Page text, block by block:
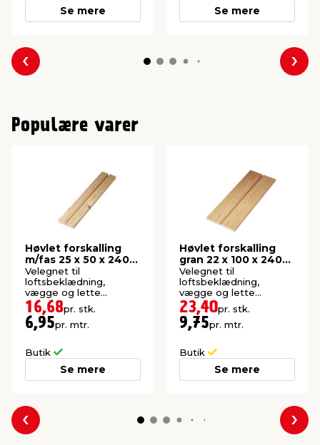
Se mere Se mere
Forrige
Populære varer
Høvlet forskalling
m/fas 25 x 50 x 2400
mm
Velegnet til
loftsbeklædning,
vægge og lette
konstruktioner. Høvlet:
21 x 45 mm.
16,68pr. stk.
6,95pr. mtr.
Butik
Se mere
Høvlet forskalling
gran 22 x 100 x 2400
mm
Velegnet til
loftsbeklædning,
vægge og lette
konstruktioner. Høvlet:
21,5 x 95 mm.
23,40pr. stk.
9,75pr. mtr.
Butik
Se mere
Forrige